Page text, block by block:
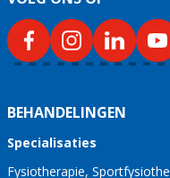
BEHANDELINGEN
Specialisaties
Fysiotherapie